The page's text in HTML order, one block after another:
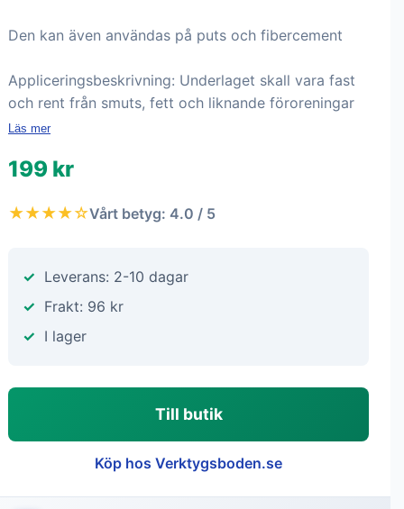
Den kan även användas på puts och fibercement
Appliceringsbeskrivning: Underlaget skall vara fast
och rent från smuts, fett och liknande föroreningar
Läs mer
199 kr
★★★★☆Vårt betyg: 4.0 / 5
Leverans: 2-10 dagar
Frakt: 96 kr
I lager
Till butik
Köp hos Verktygsboden.se